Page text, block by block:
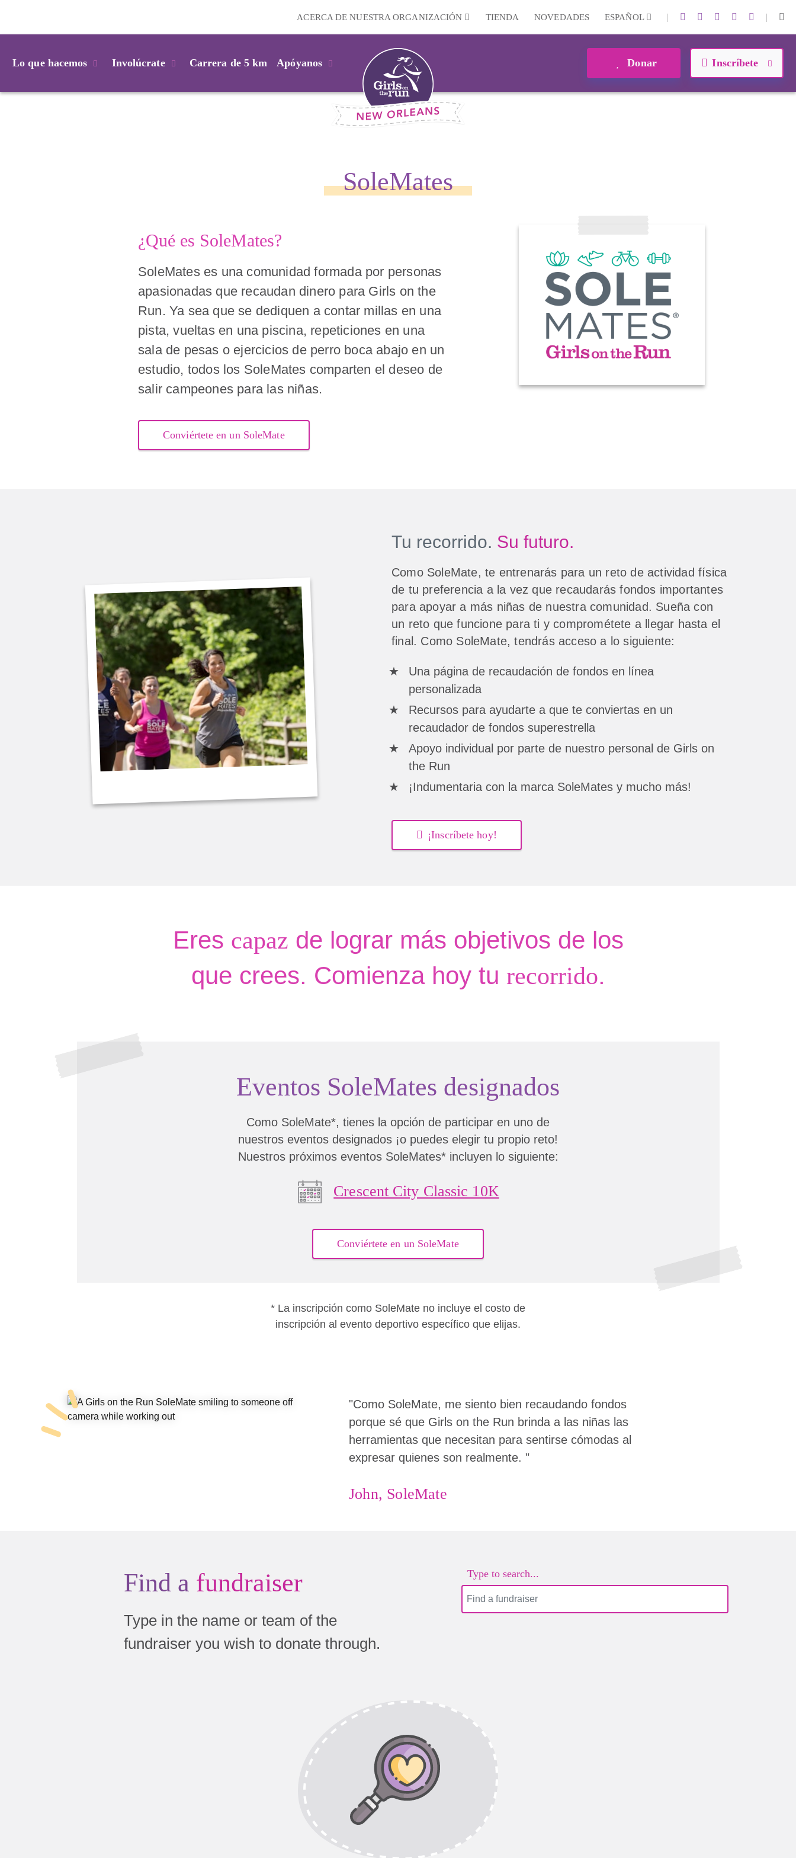
ACERCA DE NUESTRA ORGANIZACIÓN TIENDA NOVEDADES ESPAÑOL | |
Lo que hacemos Involúcrate Carrera de 5 km Apóyanos Donar Inscríbete
SoleMates
¿Qué es SoleMates?
SoleMates es una comunidad formada por personas
apasionadas que recaudan dinero para Girls on the
Run. Ya sea que se dediquen a contar millas en una
pista, vueltas en una piscina, repeticiones en una
sala de pesas o ejercicios de perro boca abajo en un
estudio, todos los SoleMates comparten el deseo de
salir campeones para las niñas.
Conviértete en un SoleMate
Tu recorrido. Su futuro.
Como SoleMate, te entrenarás para un reto de actividad física
de tu preferencia a la vez que recaudarás fondos importantes
para apoyar a más niñas de nuestra comunidad. Sueña con
un reto que funcione para ti y comprométete a llegar hasta el
final. Como SoleMate, tendrás acceso a lo siguiente:
Una página de recaudación de fondos en línea
personalizada
Recursos para ayudarte a que te conviertas en un
recaudador de fondos superestrella
Apoyo individual por parte de nuestro personal de Girls on
the Run
¡Indumentaria con la marca SoleMates y mucho más!
¡Inscríbete hoy!
Eres capaz de lograr más objetivos de los
que crees. Comienza hoy tu recorrido.
Eventos SoleMates designados
Como SoleMate*, tienes la opción de participar en uno de
nuestros eventos designados ¡o puedes elegir tu propio reto!
Nuestros próximos eventos SoleMates* incluyen lo siguiente:
Crescent City Classic 10K
Conviértete en un SoleMate
* La inscripción como SoleMate no incluye el costo de
inscripción al evento deportivo específico que elijas.
"Como SoleMate, me siento bien recaudando fondos
porque sé que Girls on the Run brinda a las niñas las
herramientas que necesitan para sentirse cómodas al
expresar quienes son realmente. "
John, SoleMate
Find a fundraiser
Type in the name or team of the
fundraiser you wish to donate through.
Type to search...